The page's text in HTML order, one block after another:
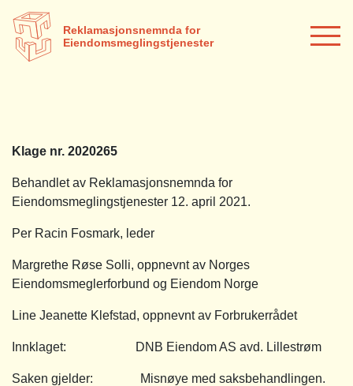
Reklamasjonsnemnda for
Eiendomsmeglingstjenester
Klage nr. 2020265
Behandlet av Reklamasjonsnemnda for
Eiendomsmeglingstjenester 12. april 2021.
Per Racin Fosmark, leder
Margrethe Røse Solli, oppnevnt av Norges
Eiendomsmeglerforbund og Eiendom Norge
Line Jeanette Klefstad, oppnevnt av Forbrukerrådet
Innklaget: DNB Eiendom AS avd. Lillestrøm
Saken gjelder: Misnøye med saksbehandlingen.